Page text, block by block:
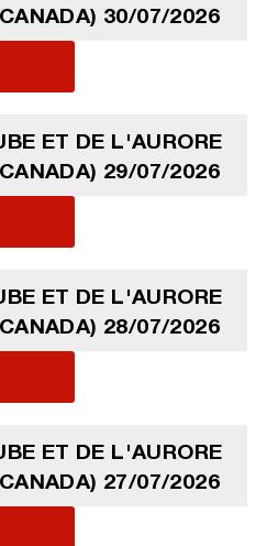
30/07/2026
ET DE L'AURORE
29/07/2026
ET DE L'AURORE
28/07/2026
ET DE L'AURORE
27/07/2026